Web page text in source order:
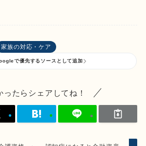
家族の対応・ケア
で優先するソースとして追加
ったらシェアしてね！